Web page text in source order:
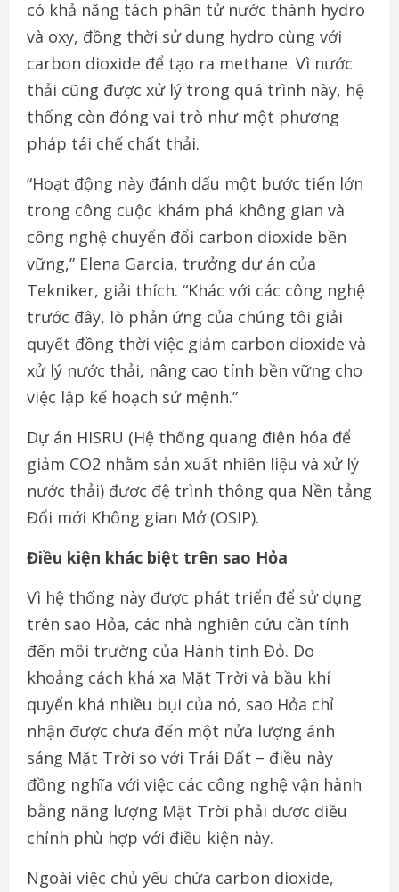
có khả năng tách phân tử nước thành hydro
và oxy, đồng thời sử dụng hydro cùng với
carbon dioxide để tạo ra methane. Vì nước
thải cũng được xử lý trong quá trình này, hệ
thống còn đóng vai trò như một phương
pháp tái chế chất thải.
“Hoạt động này đánh dấu một bước tiến lớn
trong công cuộc khám phá không gian và
công nghệ chuyển đổi carbon dioxide bền
vững,” Elena Garcia, trưởng dự án của
Tekniker, giải thích. “Khác với các công nghệ
trước đây, lò phản ứng của chúng tôi giải
quyết đồng thời việc giảm carbon dioxide và
xử lý nước thải, nâng cao tính bền vững cho
việc lập kế hoạch sứ mệnh.”
Dự án HISRU (Hệ thống quang điện hóa để
giảm CO2 nhằm sản xuất nhiên liệu và xử lý
nước thải) được đệ trình thông qua Nền tảng
Đổi mới Không gian Mở (OSIP).
Điều kiện khác biệt trên sao Hỏa
Vì hệ thống này được phát triển để sử dụng
trên sao Hỏa, các nhà nghiên cứu cần tính
đến môi trường của Hành tinh Đỏ. Do
khoảng cách khá xa Mặt Trời và bầu khí
quyển khá nhiều bụi của nó, sao Hỏa chỉ
nhận được chưa đến một nửa lượng ánh
sáng Mặt Trời so với Trái Đất – điều này
đồng nghĩa với việc các công nghệ vận hành
bằng năng lượng Mặt Trời phải được điều
chỉnh phù hợp với điều kiện này.
Ngoài việc chủ yếu chứa carbon dioxide,